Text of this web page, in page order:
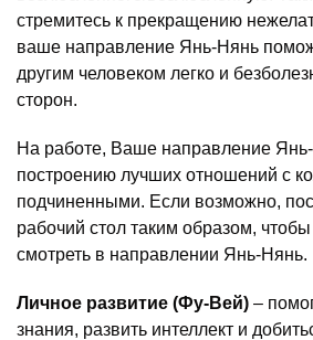
стремитесь к прекращению
ваше направление Янь-Нянь
другим человеком легко и
сторон.
На работе, Ваше направление Янь-
построению лучших отношений с
подчиненными. Если возможно,
рабочий стол таким образом,
смотреть в направлении Янь-Нянь.
Личное развитие (Фу-Вей) –
знания, развить интеллект и